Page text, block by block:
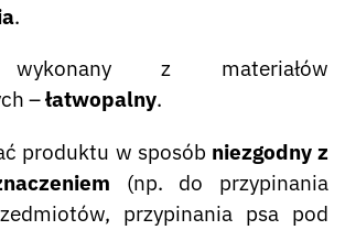
.
z materiałów
–łatwopalny.
produktu w sposób niezgodny z
(np. do przypinania
przypinania psa pod